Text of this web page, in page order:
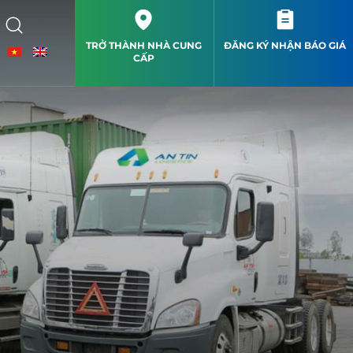
TRỞ THÀNH NHÀ CUNG
CẤP
ĐĂNG KÝ NHẬN BÁO GIÁ